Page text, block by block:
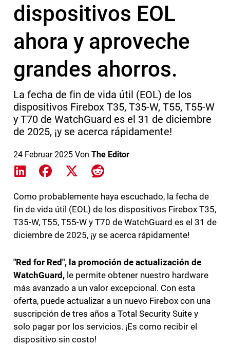
dispositivos EOL
ahora y aproveche
grandes ahorros.
La fecha de fin de vida útil (EOL) de los
dispositivos Firebox T35, T35-W, T55, T55-W
y T70 de WatchGuard es el 31 de diciembre
de 2025, ¡y se acerca rápidamente!
24 Februar 2025 Von The Editor
Share on LinkedIn
Share on Facebook
Share on XShare on Reddit
Como probablemente haya escuchado, la fecha de
fin de vida útil (EOL) de los dispositivos Firebox T35,
T35-W, T55, T55-W y T70 de WatchGuard es el 31 de
diciembre de 2025, ¡y se acerca rápidamente!
"Red for Red", la promoción de actualización de
WatchGuard,le permite obtener nuestro hardware
más avanzado a un valor excepcional. Con esta
oferta, puede actualizar a un nuevo Firebox con una
suscripción de tres años a Total Security Suite y
solo pagar por los servicios. ¡Es como recibir el
dispositivo sin costo!